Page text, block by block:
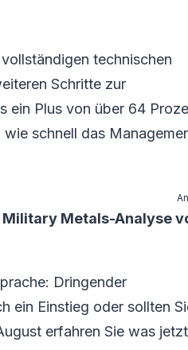
technischen
Schritte zur
ein Plus von über 64
schnell das
Metals-Analyse
Dringender
ein Einstieg oder sollten
erfahren Sie was